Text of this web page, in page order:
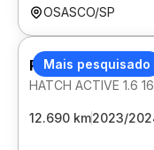
OSASCO/SP
Mais pesquisado
PEUGEOT 208
HATCH ACTIVE 1.6
12.690 km2023/